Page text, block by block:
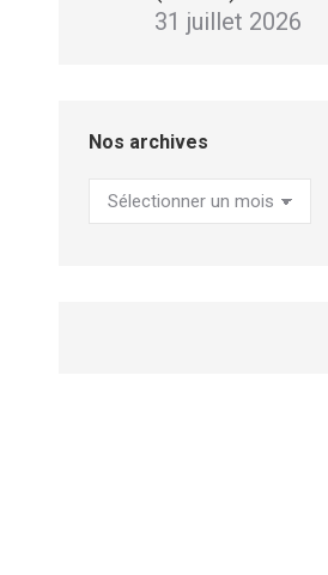
31 juillet 2026
Nos archives
Nos
archives